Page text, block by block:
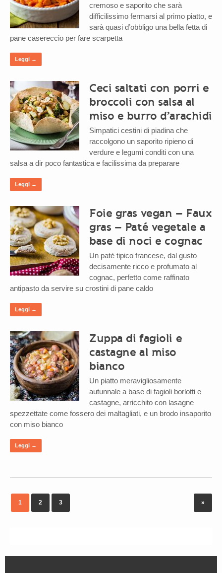
cremoso e saporito che sarà
difficilissimo fermarsi al primo piatto, e
sarà quasi d’obbligo una bella fetta di
pane casereccio per fare scarpetta
Leggi →
Ceci saltati con porri e
broccoli con salsa al
miso e burro d’arachidi
Simpatici cestini di piadina che
raccolgono un saporito ripieno di
verdure e legumi conditi con una
salsa a dir poco fantastica e facilissima da preparare
Leggi →
Foie gras vegan – Faux
gras – Paté vegetale a
base di noci e cognac
Un patè tipico francese, dal gusto
decisamente ricco e profumato al
cognac, perfetto come raffinato
antipasto da servire su crostini di pane caldo
Leggi →
Zuppa di fagioli e
castagne al miso
bianco
Un piatto meravigliosamente
autunnale a base di fagioli borlotti e
castagne, arricchito con lasagne
spezzettate come fossero dei maltagliati, e un brodo insaporito
con miso bianco
Leggi →
1 2 3 »